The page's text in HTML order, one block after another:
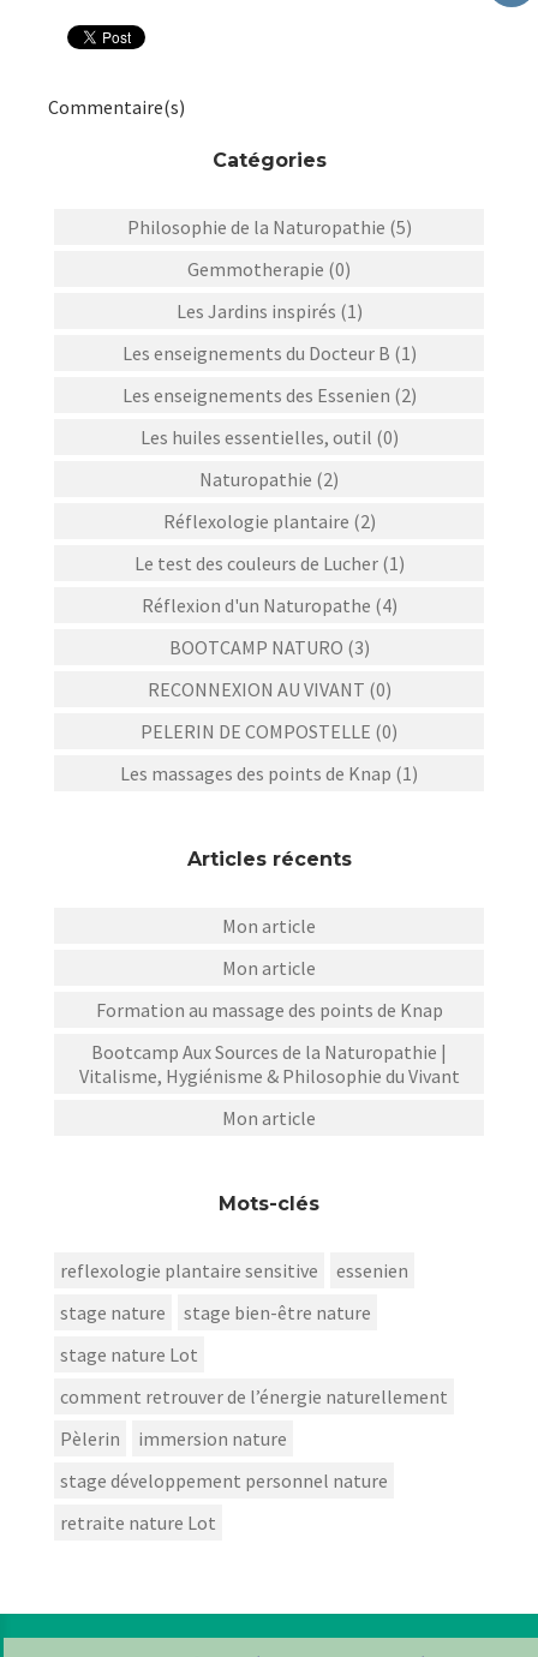
Commentaire(s)
Catégories
Philosophie de la Naturopathie (5)
Gemmotherapie (0)
Les Jardins inspirés (1)
Les enseignements du Docteur B (1)
Les enseignements des Essenien (2)
Les huiles essentielles, outil (0)
Naturopathie (2)
Réflexologie plantaire (2)
Le test des couleurs de Lucher (1)
Réflexion d'un Naturopathe (4)
BOOTCAMP NATURO (3)
RECONNEXION AU VIVANT (0)
PELERIN DE COMPOSTELLE (0)
Les massages des points de Knap (1)
Articles récents
Mon article
Mon article
Formation au massage des points de Knap
Bootcamp Aux Sources de la Naturopathie |
Vitalisme, Hygiénisme & Philosophie du Vivant
Mon article
Mots-clés
reflexologie plantaire sensitive
essenien
stage nature
stage bien-être nature
stage nature Lot
comment retrouver de l’énergie naturellement
Pèlerin
immersion nature
stage développement personnel nature
retraite nature Lot